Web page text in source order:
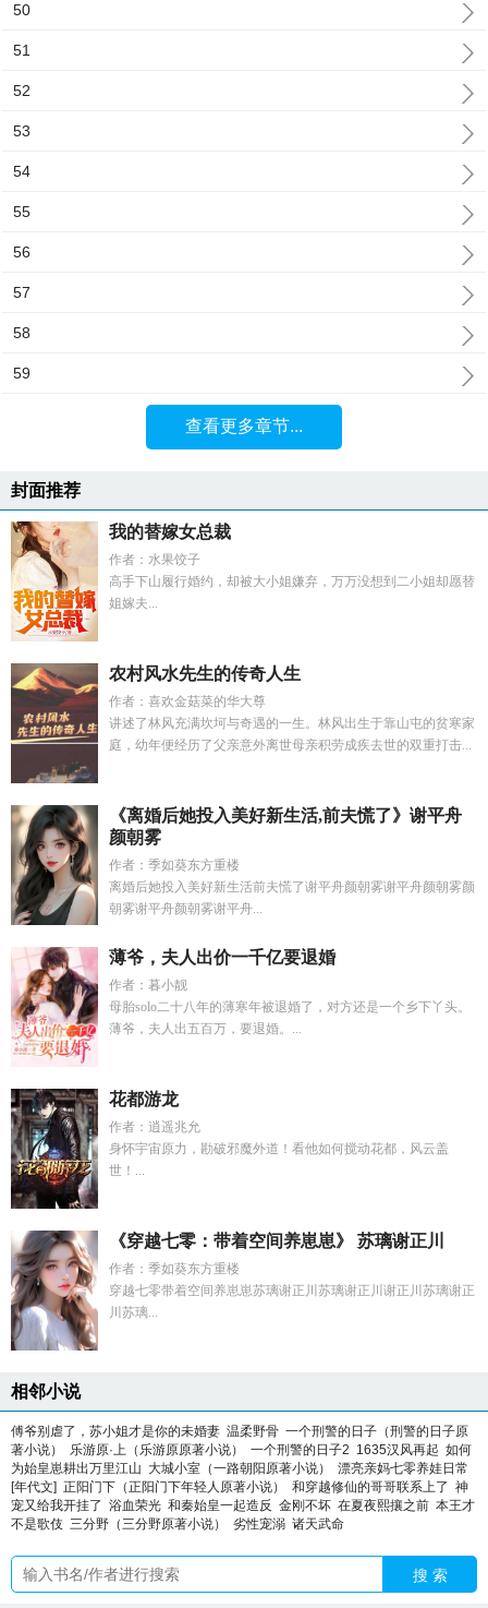
50
51
52
53
54
55
56
57
58
59
查看更多章节...
封面推荐
我的替嫁女总裁
作者：水果饺子
高手下山履行婚约，却被大小姐嫌弃，万万没想到二小姐却愿替
姐嫁夫...
农村风水先生的传奇人生
作者：喜欢金菇菜的华大尊
讲述了林风充满坎坷与奇遇的一生。林风出生于靠山屯的贫寒家
庭，幼年便经历了父亲意外离世母亲积劳成疾去世的双重打击...
《离婚后她投入美好新生活,前夫慌了》谢平舟
颜朝雾
作者：季如葵东方重楼
离婚后她投入美好新生活前夫慌了谢平舟颜朝雾谢平舟颜朝雾颜
朝雾谢平舟颜朝雾谢平舟...
薄爷，夫人出价一千亿要退婚
作者：暮小靓
母胎solo二十八年的薄寒年被退婚了，对方还是一个乡下丫头。
薄爷，夫人出五百万，要退婚。...
花都游龙
作者：逍遥兆允
身怀宇宙原力，勘破邪魔外道！看他如何搅动花都，风云盖
世！...
《穿越七零：带着空间养崽崽》 苏璃谢正川
作者：季如葵东方重楼
穿越七零带着空间养崽崽苏璃谢正川苏璃谢正川谢正川苏璃谢正
川苏璃...
相邻小说
傅爷别虐了，苏小姐才是你的未婚妻 温柔野骨 一个刑警的日子（刑警的日子原
著小说）
乐游原·上（乐游原原著小说） 一个刑警的日子2 1635汉风再起 如何
为始皇崽耕出万里江山 大城小室（一路朝阳原著小说）
漂亮亲妈七零养娃日常
[年代文] 正阳门下（正阳门下年轻人原著小说） 和穿越修仙的哥哥联系上了 神
宠又给我开挂了 浴血荣光 和秦始皇一起造反 金刚不坏 在夏夜熙攘之前 本王才
不是歌伎 三分野（三分野原著小说） 劣性宠溺 诸天武命
搜 索